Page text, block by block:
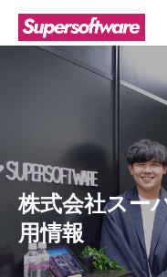
株式会社スー
用情報